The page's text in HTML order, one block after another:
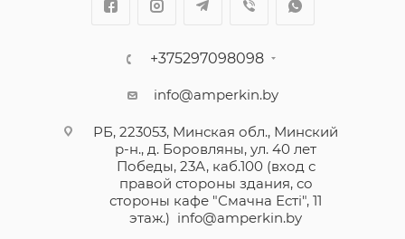
+375297098098
info@amperkin.by
РБ, 223053, Минская обл., Минский
р-н., д. Боровляны, ул. 40 лет
Победы, 23А, каб.100 (вход с
правой стороны здания, со
стороны кафе "Смачна Естi", 11
этаж.) info@amperkin.by